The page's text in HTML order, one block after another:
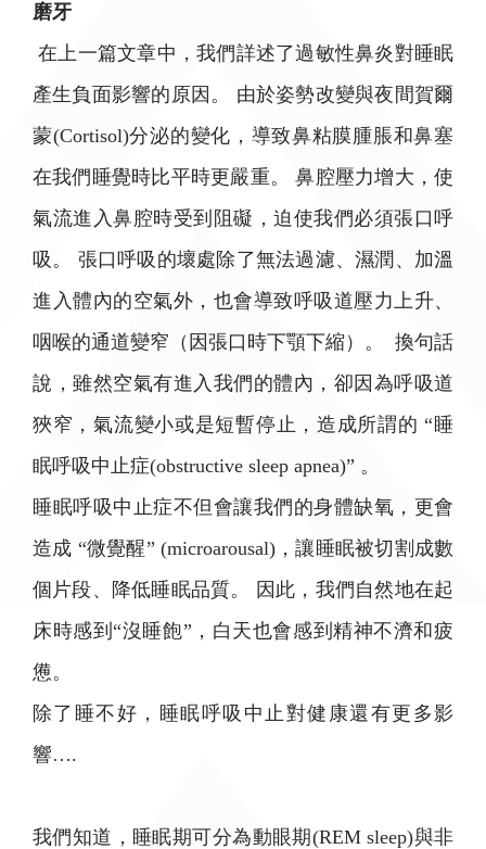
磨牙
在上一篇文章中，我們詳述了過敏性鼻炎對睡眠
產生負面影響的原因。 由於姿勢改變與夜間賀爾
蒙(Cortisol)分泌的變化，導致鼻粘膜腫脹和鼻塞
在我們睡覺時比平時更嚴重。 鼻腔壓力增大，使
氣流進入鼻腔時受到阻礙，迫使我們必須張口呼
吸。 張口呼吸的壞處除了無法過濾、濕潤、加溫
進入體內的空氣外，也會導致呼吸道壓力上升、
咽喉的通道變窄（因張口時下顎下縮）。 換句話
說，雖然空氣有進入我們的體內，卻因為呼吸道
狹窄，氣流變小或是短暫停止，造成所謂的 “睡
眠呼吸中止症(obstructive sleep apnea)” 。
睡眠呼吸中止症不但會讓我們的身體缺氧，更會
造成 “微覺醒” (microarousal)，讓睡眠被切割成數
個片段、降低睡眠品質。 因此，我們自然地在起
床時感到“沒睡飽”，白天也會感到精神不濟和疲
憊。
除了睡不好，睡眠呼吸中止對健康還有更多影
響….
我們知道，睡眠期可分為動眼期(REM sleep)與非